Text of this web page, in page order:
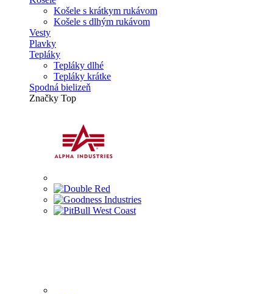
Košele s krátkym rukávom
Košele s dlhým rukávom
Vesty
Plavky
Tepláky
Tepláky dlhé
Tepláky krátke
Spodná bielizeň
Značky Top